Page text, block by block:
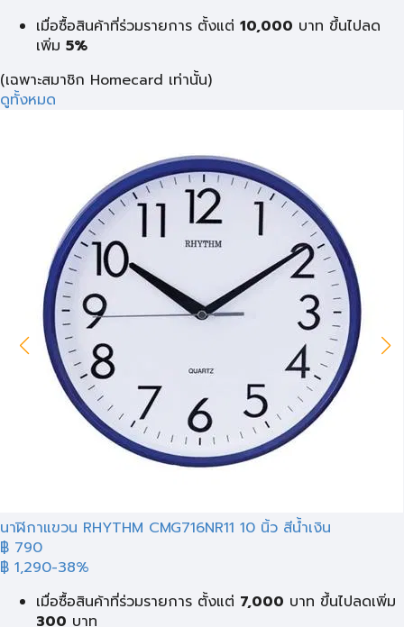
เมื่อซื้อสินค้าที่ร่วมรายการ ตั้งแต่ 10,000 บาท ขึ้นไปลด
เพิ่ม 5%
(เฉพาะสมาชิก Homecard เท่านั้น)
ดูทั้งหมด
นาฬิกาแขวน RHYTHM CMG716NR11 10 นิ้ว สีน้ำเงิน
฿ 790
฿ 1,290-38%
เมื่อซื้อสินค้าที่ร่วมรายการ ตั้งแต่ 7,000 บาท ขึ้นไปลดเพิ่ม
300 บาท